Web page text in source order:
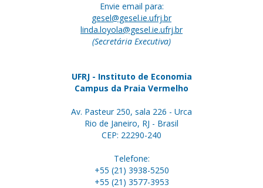
Envie email para:
gesel@gesel.ie.ufrj.br
linda.loyola@gesel.ie.ufrj.br
(Secretária Executiva)
UFRJ - Instituto de Economia
Campus da Praia Vermelho
Av. Pasteur 250, sala 226 - Urca
Rio de Janeiro, RJ - Brasil
CEP: 22290-240
Telefone:
+55 (21) 3938-5250
+55 (21) 3577-3953